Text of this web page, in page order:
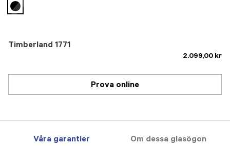
Timberland 1771
2.099,00 kr
selected
Prova online
Våra garantier Om dessa glasögon